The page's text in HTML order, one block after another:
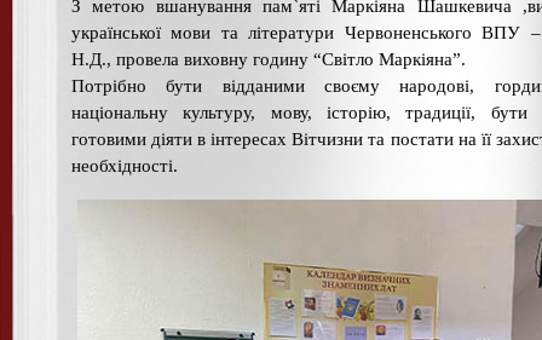
З метою вшанування пам`яті Маркіяна Шашкевича
української мови та літератури Червоненського ВПУ
Н.Д., провела виховну годину “Світло Маркіяна”.
Потрібно бути відданими своєму народові,
національну культуру, мову, історію, традиції, бути
готовими діяти в інтересах Вітчизни та постати на її
необхідності.